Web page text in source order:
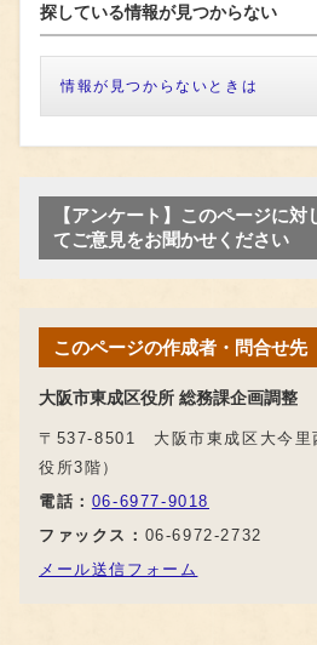
探している情報が見つからない
情報が見つからないときは
【アンケート】このページに対
てご意見をお聞かせください
このページの作成者・問合せ先
大阪市東成区役所 総務課企画調整
〒537-8501 大阪市東成区大今里
役所3階）
電話： 06-6977-9018
ファックス： 06-6972-2732
メール送信フォーム